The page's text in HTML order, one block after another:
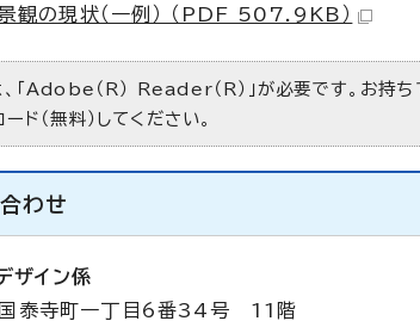
の現状（一例） （PDF 507.9KB）
「Adobe（R） Reader（R）」が必要です。お持ち
ド（無料）してください。
わせ
ザイン係
寺町一丁目6番34号 11階